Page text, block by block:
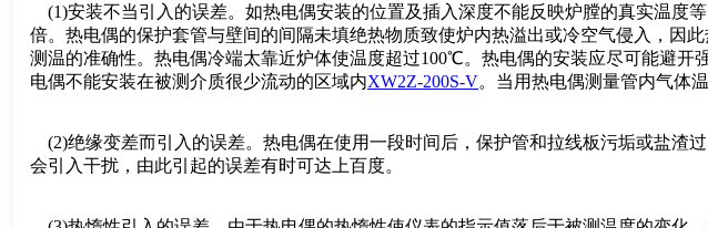
(1)安装不当引入的误差。如热电偶安装的位置及插入深度不能反映炉膛的真实温度
倍。热电偶的保护套管与壁间的间隔未填绝热物质致使炉内热溢出或冷空气侵入，因
测温的准确性。热电偶冷端太靠近炉体使温度超过100℃。热电偶的安装应尽可能避
电偶不能安装在被测介质很少流动的区域内XW2Z-200S-V。当用热电偶测量管内气体
(2)绝缘变差而引入的误差。热电偶在使用一段时间后，保护管和拉线板污垢或盐渣
会引入干扰，由此引起的误差有时可达上百度。